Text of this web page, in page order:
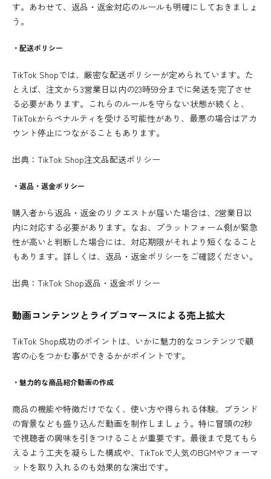
す。あわせて、返品・返金対応のルールも明確にしておきましょ
う。
・配送ポリシー
TikTok Shopでは、厳密な配送ポリシーが定められています。た
とえば、注文から3営業日以内の23時59分までに発送を完了させ
る必要があります。これらのルールを守らない状態が続くと、
TikTokからペナルティを受ける可能性があり、最悪の場合はアカ
ウント停止につながることもあります。
出典： TikTok Shop注文品配送ポリシー
・返品・返金ポリシー
購入者から返品・返金のリクエストが届いた場合は、2営業日以
内に対応する必要があります。なお、プラットフォーム側が緊急
性が高いと判断した場合には、対応期限がそれより短くなること
もあります。詳しくは、返品・返金ポリシーをご確認ください。
出典： TikTok Shop返品・返金ポリシー
動画コンテンツとライブコマースによる売上拡大
TikTok Shop成功のポイントは、いかに魅力的なコンテンツで顧
客の心をつかむ事ができるかがポイントです。
・魅力的な商品紹介動画の作成
商品の機能や特徴だけでなく、使い方や得られる体験、ブランド
の背景なども盛り込んだ動画を制作しましょう。特に冒頭の2秒
で視聴者の興味を引きつけることが重要です。最後まで見てもら
えるよう工夫を凝らした構成や、TikTokで人気のBGMやフォーマ
ットを取り入れるのも効果的な演出です。